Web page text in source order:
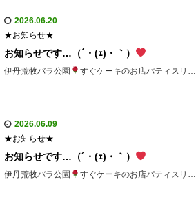
2026.06.20
★お知らせ★
お知らせです…（´・(ｪ)・｀）
伊丹荒牧バラ公園 すぐケーキのお店パティスリ…
2026.06.09
★お知らせ★
お知らせです…（´・(ｪ)・｀）
伊丹荒牧バラ公園 すぐケーキのお店パティスリ…